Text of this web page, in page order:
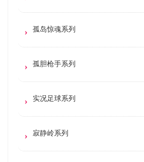
孤岛惊魂系列
孤胆枪手系列
实况足球系列
寂静岭系列